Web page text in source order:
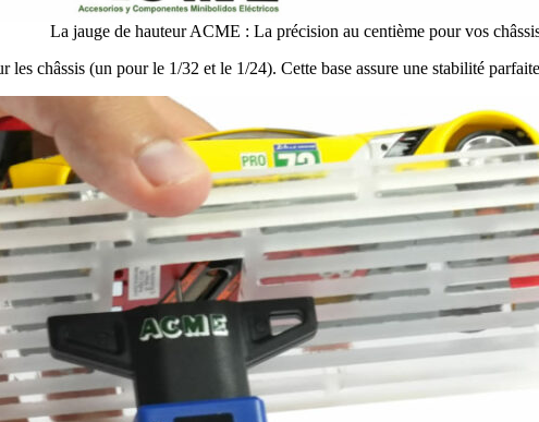
La jauge de hauteur ACME : La précision au centième pour vos
les châssis (un pour le 1/32 et le 1/24). Cette base assure une stabilité